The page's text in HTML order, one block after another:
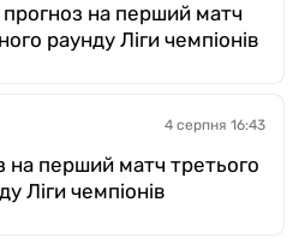
на перший матч
раунду Ліги чемпіонів
4 серпня 16:43
на перший матч третього
Ліги чемпіонів